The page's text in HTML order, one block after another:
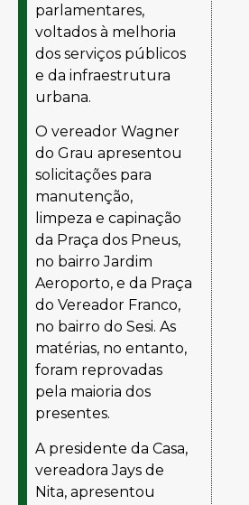
parlamentares,
voltados à melhoria
dos serviços públicos
e da infraestrutura
urbana.
O vereador Wagner
do Grau apresentou
solicitações para
manutenção,
limpeza e capinação
da Praça dos Pneus,
no bairro Jardim
Aeroporto, e da Praça
do Vereador Franco,
no bairro do Sesi. As
matérias, no entanto,
foram reprovadas
pela maioria dos
presentes.
A presidente da Casa,
vereadora Jays de
Nita, apresentou